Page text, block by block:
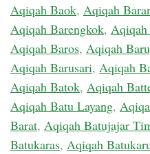
Aqiqah Baok, Aqiqah
Aqiqah Barengkok,
Aqiqah Baros, Aqiqah
Aqiqah Barusari, Aqiqah
Aqiqah Batok, Aqiqah
Aqiqah Batu Layang,
Barat, Aqiqah Batujajar
Batukaras, Aqiqah